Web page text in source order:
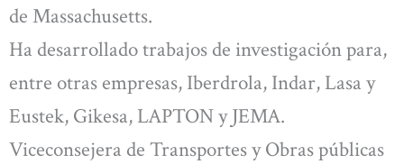
de Massachusetts.
Ha desarrollado trabajos de investigación para,
entre otras empresas, Iberdrola, Indar, Lasa y
Eustek, Gikesa, LAPTON y JEMA.
Viceconsejera de Transportes y Obras públicas